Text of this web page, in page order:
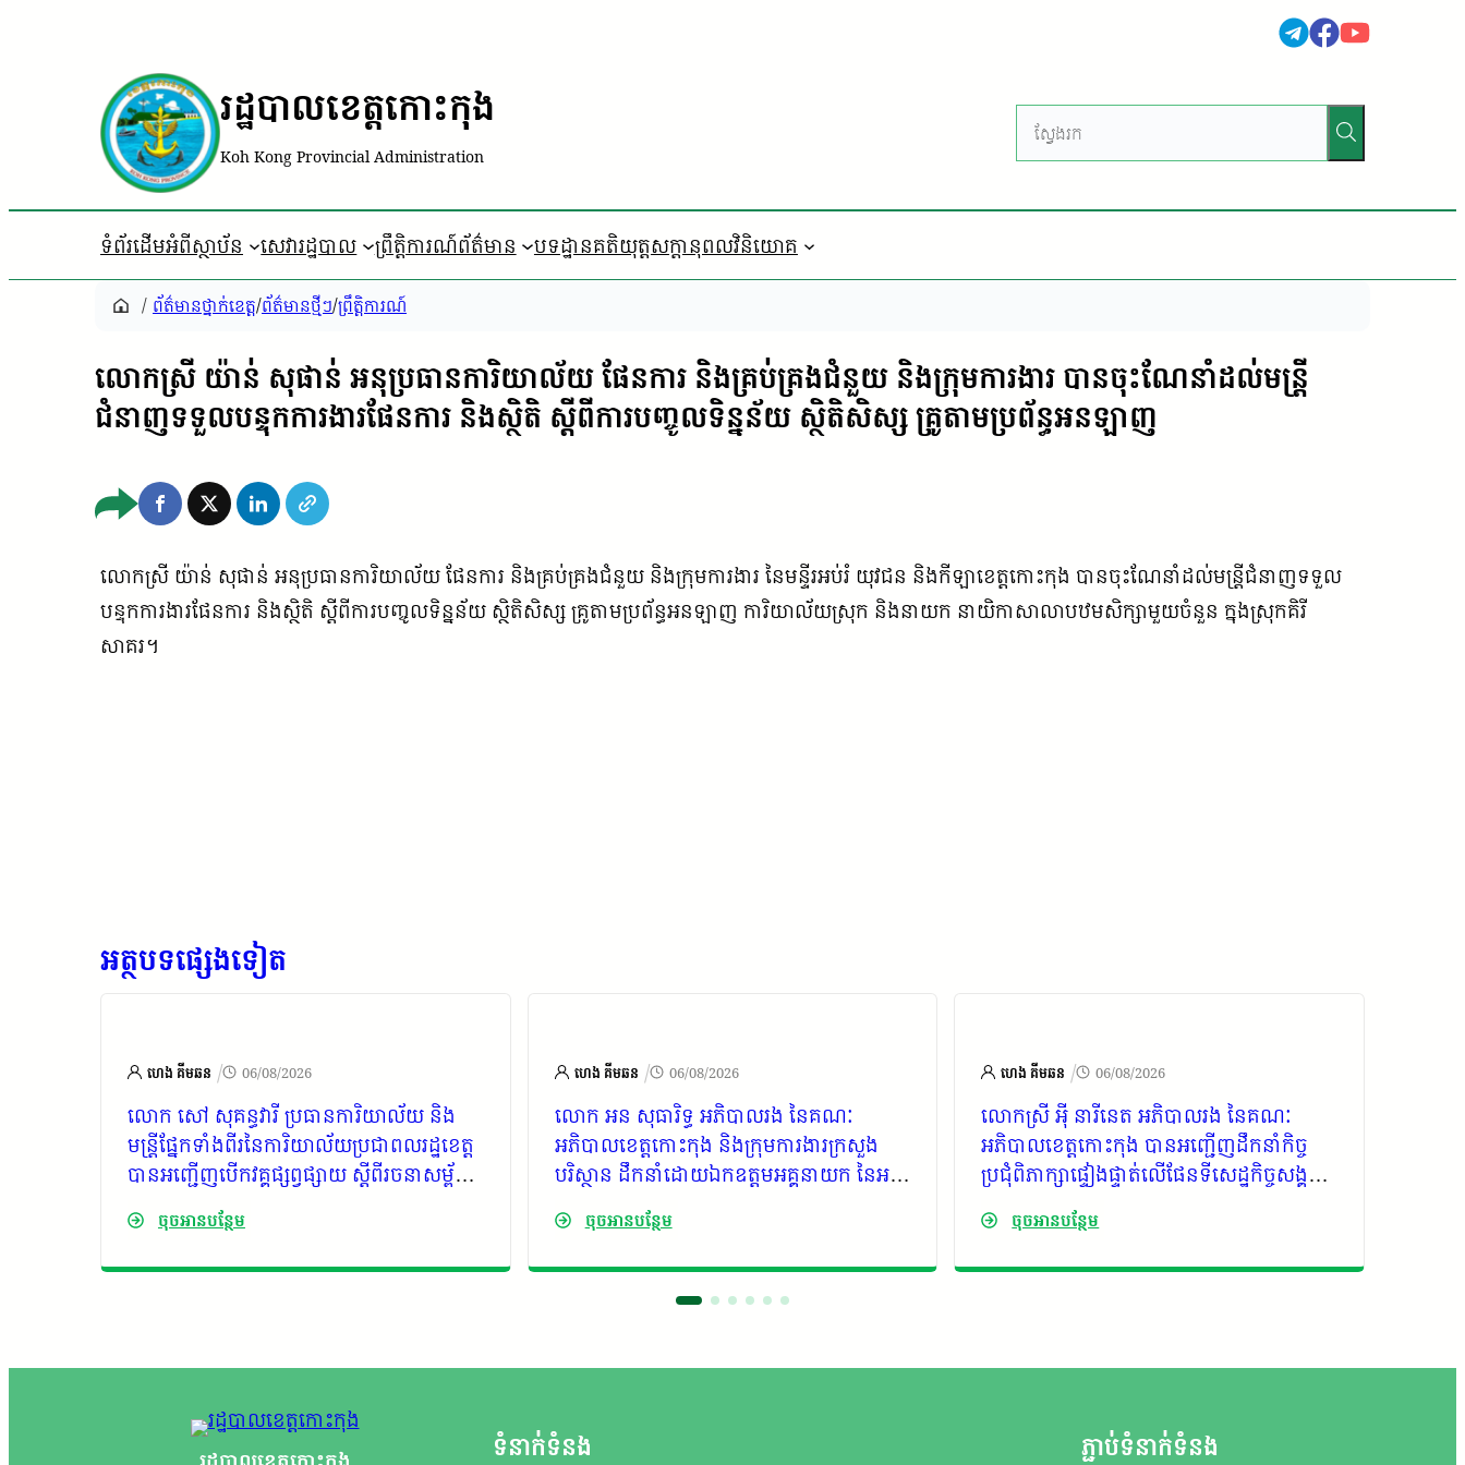
រដ្ឋបាលខេត្តកោះកុង
Koh Kong Provincial Administration
ទំព័រដើមអំពីស្ថាប័ន សេវារដ្ឋបាល ព្រឹត្តិការណ៍ព័ត៌មាន បទដ្ឋានគតិយុត្ត​សក្តានុពលវិនិយោគ
/ ព័ត៌មានថ្នាក់ខេត្ត/ព័ត៌មានថ្មីៗ/ព្រឹត្តិការណ៍
លោកស្រី យ៉ាន់ សុផាន់ អនុប្រធានការិយាល័យ ផែនការ និងគ្រប់គ្រងជំនួយ និងក្រុមការងារ បានចុះណែនាំដល់មន្ត្រី
ជំនាញទទួលបន្ទុកការងារផែនការ និងស្ថិតិ ស្តីពីការបញ្ចូលទិន្នន័យ ស្ថិតិសិស្ស គ្រូតាមប្រព័ន្ធអនឡាញ
លោកស្រី យ៉ាន់ សុផាន់ អនុប្រធានការិយាល័យ ផែនការ និងគ្រប់គ្រងជំនួយ និងក្រុមការងារ នៃមន្ទីរអប់រំ យុវជន និងកីឡាខេត្តកោះកុង បានចុះណែនាំដល់មន្ត្រីជំនាញទទួល
បន្ទុកការងារផែនការ និងស្ថិតិ ស្តីពីការបញ្ចូលទិន្នន័យ ស្ថិតិសិស្ស គ្រូតាមប្រព័ន្ធអនឡាញ ការិយាល័យស្រុក និងនាយក នាយិកាសាលាបឋមសិក្សាមួយចំនួន ក្នុងស្រុកគិរី
សាគរ។
អត្ថបទផ្សេងទៀត
ហេង គីមឆន / 06/08/2026
លោក សៅ សុគន្ធវារី ប្រធានការិយាល័យ និង
មន្ត្រី​ផ្នែកទាំងពីរនៃការិយាល័យប្រជាពលរដ្ឋខេត្ត
បានអញ្ជើញបើកវគ្គផ្សព្វផ្សាយ ស្តីពីរចនាសម្ព័ន្ធ
ការិយា​ល័យ​ប្រជា​ពល​រដ្ឋ​​ខេត្ត និង​ការប្រើប្រាស់
កម្មវិធីទូរស័ព្ទដៃ” មតិយើង “
ចុចអានបន្ថែម
ហេង គីមឆន / 06/08/2026
លោក អន សុធារិទ្ធ អភិបាលរង នៃគណៈ
អភិបាលខេត្តកោះកុង និងក្រុមការងារក្រសួង
បរិស្ថាន ដឹកនាំដោយឯកឧត្តមអគ្គនាយក នៃអគ្គ
អមដំណើរដោយ មន្ទីរ អង្គភាពពាក់ព័ន្ធ រដ្ឋបាល
ស្រុក អាជ្ញាធរមូលដ្ឋានពាក់ព័ន្ធ និងតំណាងក្រុម
ហ៊ុន បានចុះពិនិត្យជាក់ស្តែងទីតាំងស្នើសូម
ក្រុមហ៊ុន ផៅវ័រ ឃ្លីន អេនើជី ឯ.ក
ចុចអានបន្ថែម
ហេង គីមឆន / 06/08/2026
លោក​ស្រី​ អុី​ នារីនេត​ អភិបាល​រង​ នៃគណៈ
អភិបាលខេត្តកោះកុង​ បានអញ្ជេីញដឹកនាំកិច្ច
ប្រជុំពិភាក្សាផ្ទៀងផ្ទាត់លើផែនទីសេដ្ឋកិច្ចសង្គម
ខេត្តកោះកុង
ចុចអានបន្ថែម
ទំនាក់ទំនង ភ្ជាប់ទំនាក់ទំនង